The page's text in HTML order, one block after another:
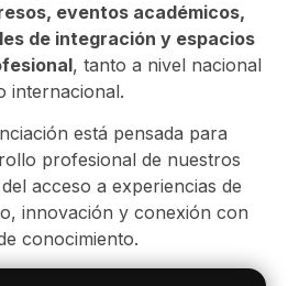
eventos académicos,
de integración y espacios
, tanto a nivel nacional
internacional.
está pensada para
profesional de nuestros
acceso a experiencias de
innovación y conexión con
conocimiento.